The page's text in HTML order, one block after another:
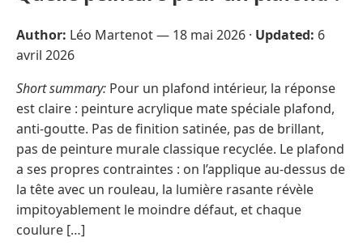
Author: Léo Martenot — 18 mai 2026 · Updated: 6
avril 2026
Short summary: Pour un plafond intérieur, la réponse
est claire : peinture acrylique mate spéciale plafond,
anti-goutte. Pas de finition satinée, pas de brillant,
pas de peinture murale classique recyclée. Le plafond
a ses propres contraintes : on l’applique au-dessus de
la tête avec un rouleau, la lumière rasante révèle
impitoyablement le moindre défaut, et chaque
coulure […]